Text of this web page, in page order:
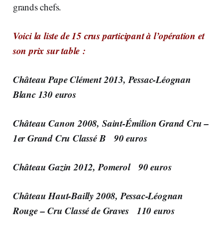
grands chefs.
Voici la liste de 15 crus participant à l’opération et
son prix sur table :
Château Pape Clément 2013, Pessac-Léognan
Blanc 130 euros
Château Canon 2008, Saint-Émilion Grand Cru –
1er Grand Cru Classé B 90 euros
Château Gazin 2012, Pomerol 90 euros
Château Haut-Bailly 2008, Pessac-Léognan
Rouge – Cru Classé de Graves 110 euros